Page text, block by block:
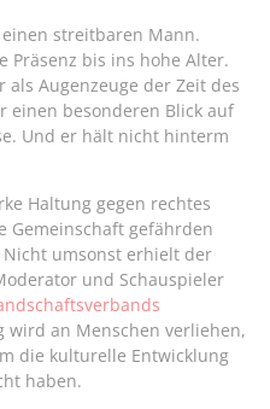
streitbaren Mann.
Präsenz bis ins hohe Alter.
Augenzeuge der Zeit des
einen besonderen Blick auf
Und er hält nicht hinterm
Haltung gegen rechtes
Gemeinschaft gefährden
umsonst erhielt der
und Schauspieler
wird an Menschen verliehen,
die kulturelle Entwicklung
haben.